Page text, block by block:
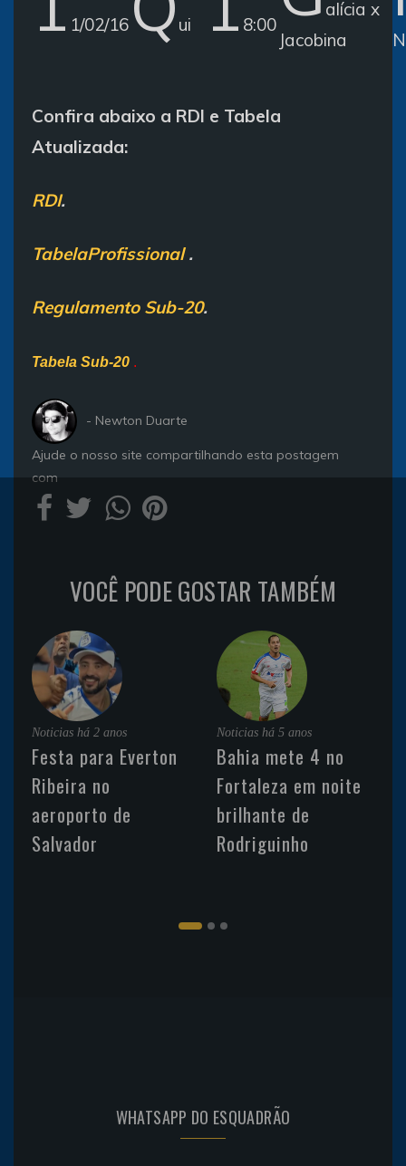
1/02/16 ui 8:00
alícia x
Jacobina
Confira abaixo a RDI e Tabela
Atualizada:
RDI.
TabelaProfissional.
Regulamento Sub-20.
Tabela Sub-20 .
- Newton Duarte
Ajude o nosso site compartilhando esta postagem
com
VOCÊ PODE GOSTAR TAMBÉM
Noticias há 2 anos
Festa para Everton
Ribeira no
aeroporto de
Salvador
Noticias há 5 anos
Bahia mete 4 no
Fortaleza em noite
brilhante de
Rodriguinho
WHATSAPP DO ESQUADRÃO